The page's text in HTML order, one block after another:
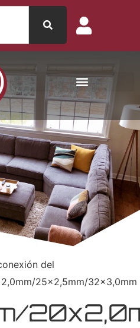
del
25x2,5mm/32x3,0mm